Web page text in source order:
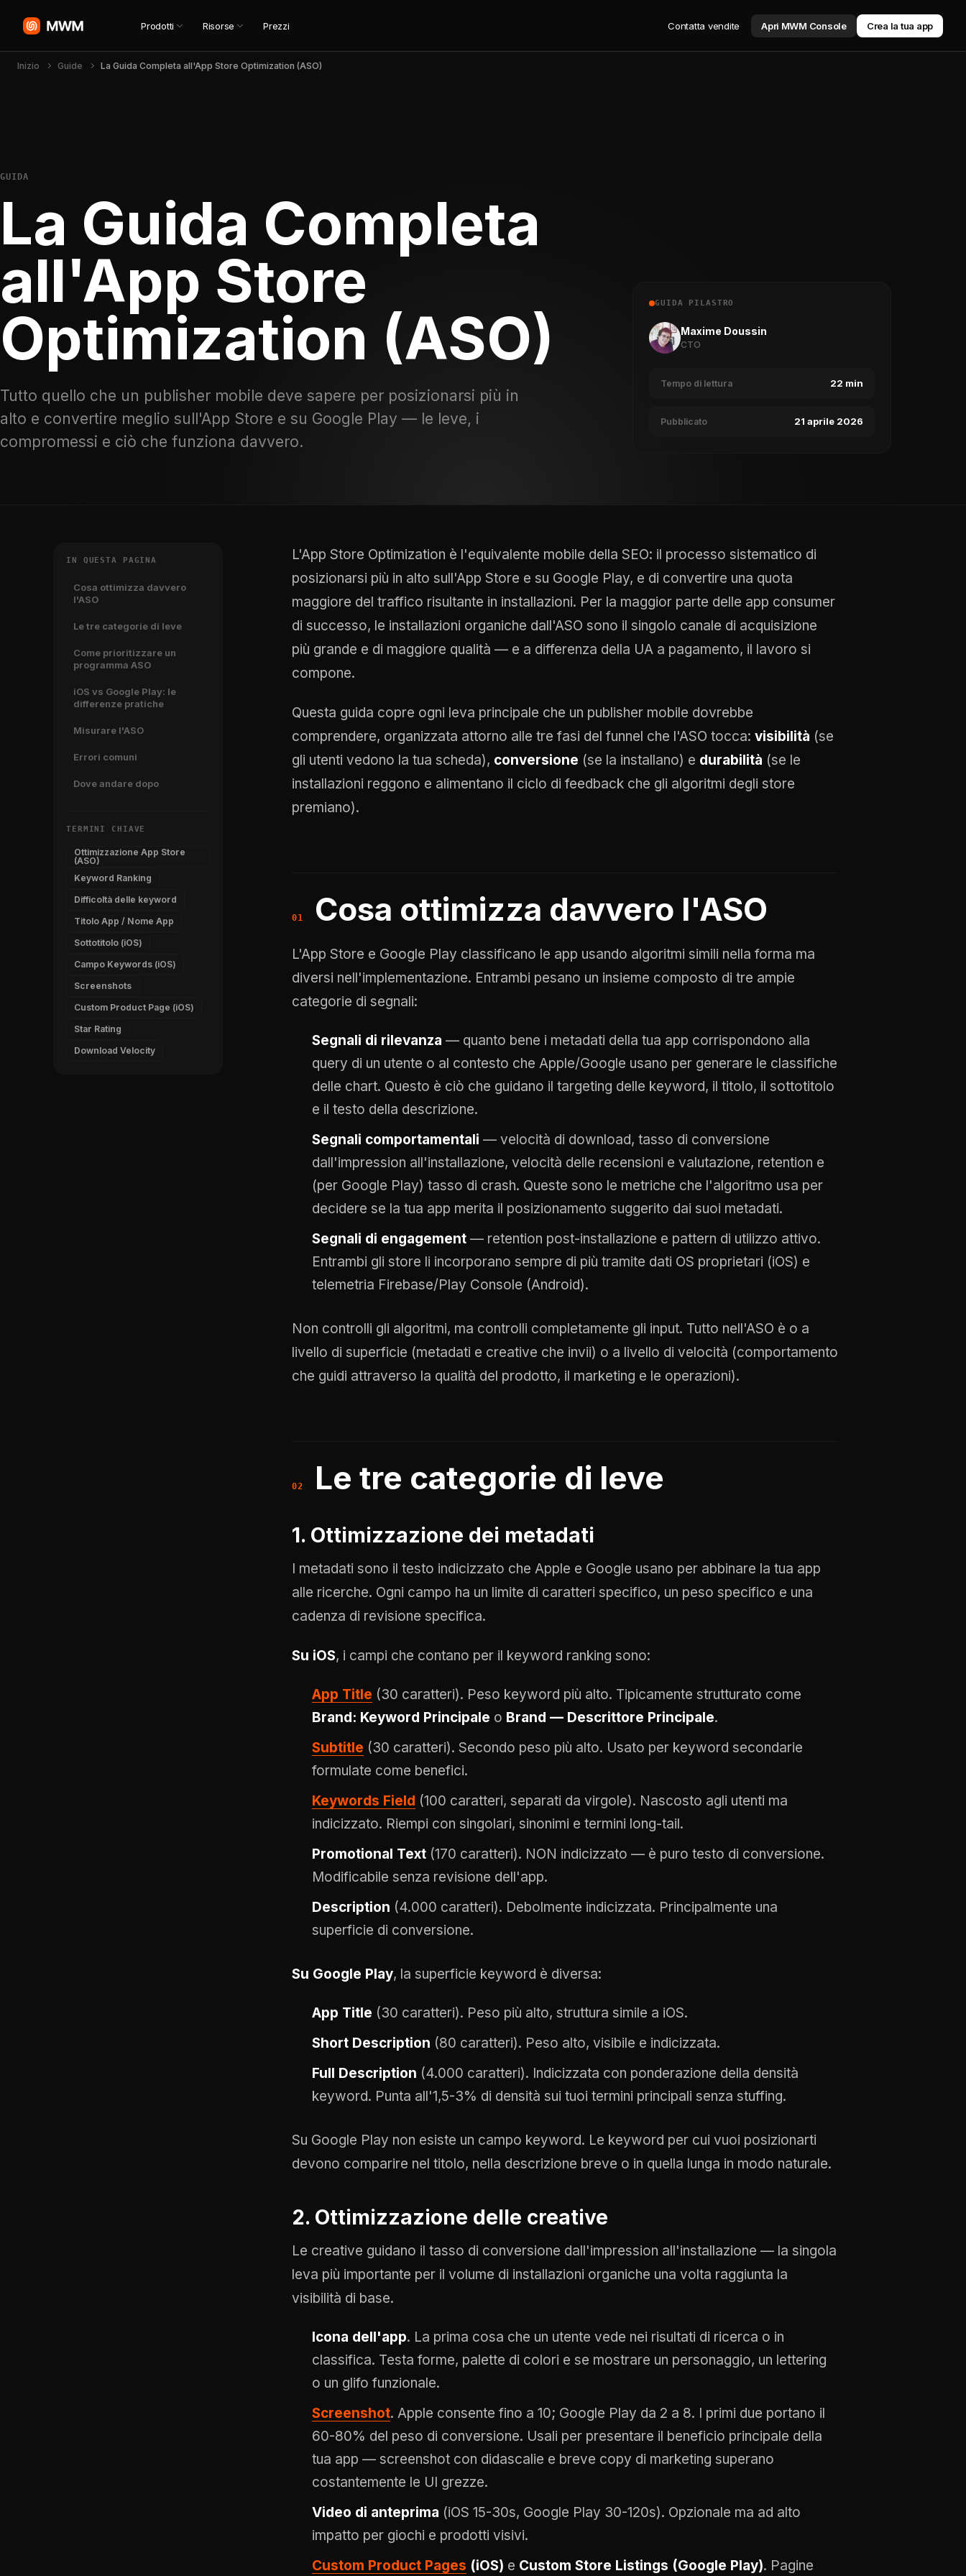
Prodotti Risorse Prezzi Contatta vendite Apri MWM Console Crea la tua app
Inizio Guide La Guida Completa all'App Store Optimization (ASO)
GUIDA
La Guida Completa
all'App Store
Optimization (ASO)
Tutto quello che un publisher mobile deve sapere per posizionarsi più in
alto e convertire meglio sull'App Store e su Google Play — le leve, i
compromessi e ciò che funziona davvero.
GUIDA PILASTRO
Maxime Doussin
CTO
Tempo di lettura 22 min
Pubblicato 21 aprile 2026
IN QUESTA PAGINA
Cosa ottimizza davvero
l'ASO
Le tre categorie di leve
Come prioritizzare un
programma ASO
iOS vs Google Play: le
differenze pratiche
Misurare l'ASO
Errori comuni
Dove andare dopo
TERMINI CHIAVE
Ottimizzazione App Store
(ASO)
Keyword Ranking
Difficoltà delle keyword
Titolo App / Nome App
Sottotitolo (iOS)
Campo Keywords (iOS)
Screenshots
Custom Product Page (iOS)
Star Rating
Download Velocity
L'App Store Optimization è l'equivalente mobile della SEO: il processo sistematico di
posizionarsi più in alto sull'App Store e su Google Play, e di convertire una quota
maggiore del traffico risultante in installazioni. Per la maggior parte delle app consumer
di successo, le installazioni organiche dall'ASO sono il singolo canale di acquisizione
più grande e di maggiore qualità — e a differenza della UA a pagamento, il lavoro si
compone.
Questa guida copre ogni leva principale che un publisher mobile dovrebbe
comprendere, organizzata attorno alle tre fasi del funnel che l'ASO tocca: visibilità (se
gli utenti vedono la tua scheda), conversione (se la installano) e durabilità (se le
installazioni reggono e alimentano il ciclo di feedback che gli algoritmi degli store
premiano).
Cosa ottimizza davvero l'ASO
L'App Store e Google Play classificano le app usando algoritmi simili nella forma ma
diversi nell'implementazione. Entrambi pesano un insieme composto di tre ampie
categorie di segnali:
Segnali di rilevanza — quanto bene i metadati della tua app corrispondono alla
query di un utente o al contesto che Apple/Google usano per generare le classifiche
delle chart. Questo è ciò che guidano il targeting delle keyword, il titolo, il sottotitolo
e il testo della descrizione.
Segnali comportamentali — velocità di download, tasso di conversione
dall'impression all'installazione, velocità delle recensioni e valutazione, retention e
(per Google Play) tasso di crash. Queste sono le metriche che l'algoritmo usa per
decidere se la tua app merita il posizionamento suggerito dai suoi metadati.
Segnali di engagement — retention post-installazione e pattern di utilizzo attivo.
Entrambi gli store li incorporano sempre di più tramite dati OS proprietari (iOS) e
telemetria Firebase/Play Console (Android).
Non controlli gli algoritmi, ma controlli completamente gli input. Tutto nell'ASO è o a
livello di superficie (metadati e creative che invii) o a livello di velocità (comportamento
che guidi attraverso la qualità del prodotto, il marketing e le operazioni).
Le tre categorie di leve
1. Ottimizzazione dei metadati
I metadati sono il testo indicizzato che Apple e Google usano per abbinare la tua app
alle ricerche. Ogni campo ha un limite di caratteri specifico, un peso specifico e una
cadenza di revisione specifica.
Su iOS, i campi che contano per il keyword ranking sono:
App Title (30 caratteri). Peso keyword più alto. Tipicamente strutturato come
Brand: Keyword Principale o Brand — Descrittore Principale.
Subtitle (30 caratteri). Secondo peso più alto. Usato per keyword secondarie
formulate come benefici.
Keywords Field (100 caratteri, separati da virgole). Nascosto agli utenti ma
indicizzato. Riempi con singolari, sinonimi e termini long-tail.
Promotional Text (170 caratteri). NON indicizzato — è puro testo di conversione.
Modificabile senza revisione dell'app.
Description (4.000 caratteri). Debolmente indicizzata. Principalmente una
superficie di conversione.
Su Google Play, la superficie keyword è diversa:
App Title (30 caratteri). Peso più alto, struttura simile a iOS.
Short Description (80 caratteri). Peso alto, visibile e indicizzata.
Full Description (4.000 caratteri). Indicizzata con ponderazione della densità
keyword. Punta all'1,5-3% di densità sui tuoi termini principali senza stuffing.
Su Google Play non esiste un campo keyword. Le keyword per cui vuoi posizionarti
devono comparire nel titolo, nella descrizione breve o in quella lunga in modo naturale.
2. Ottimizzazione delle creative
Le creative guidano il tasso di conversione dall'impression all'installazione — la singola
leva più importante per il volume di installazioni organiche una volta raggiunta la
visibilità di base.
Icona dell'app. La prima cosa che un utente vede nei risultati di ricerca o in
classifica. Testa forme, palette di colori e se mostrare un personaggio, un lettering
o un glifo funzionale.
Screenshot. Apple consente fino a 10; Google Play da 2 a 8. I primi due portano il
60-80% del peso di conversione. Usali per presentare il beneficio principale della
tua app — screenshot con didascalie e breve copy di marketing superano
costantemente le UI grezze.
Video di anteprima (iOS 15-30s, Google Play 30-120s). Opzionale ma ad alto
impatto per giochi e prodotti visivi.
Custom Product Pages (iOS) e Custom Store Listings (Google Play). Pagine